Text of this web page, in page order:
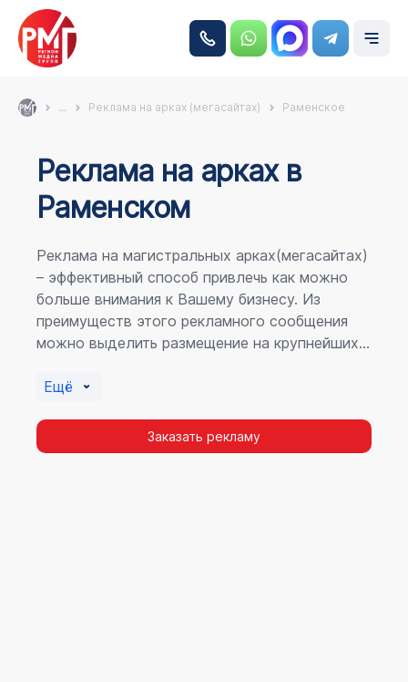
... Реклама на арках (мегасайтах) Раменское
Реклама на аркаx в
Раменском
Реклама на магистральных арках(мегасайтах)
– эффективный способ привлечь как можно
больше внимания к Вашему бизнесу. Из
преимуществ этого рекламного сообщения
можно выделить размещение на крупнейших
пешеходному потоку расположение в прямой
повторных контактов.
Ещё
Заказать рекламу